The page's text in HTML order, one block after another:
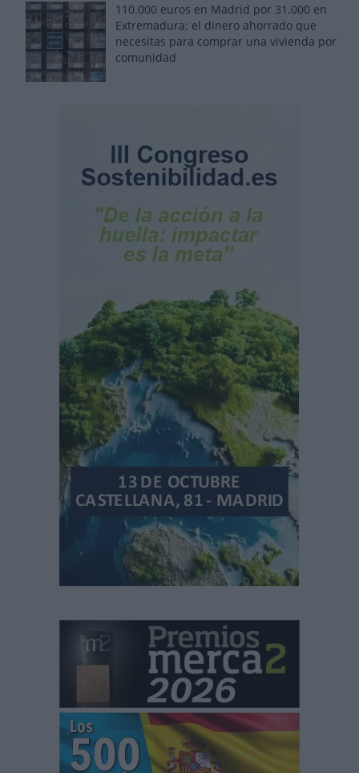
110.000 euros en Madrid por 31.000 en
Extremadura: el dinero ahorrado que
necesitas para comprar una vivienda por
comunidad